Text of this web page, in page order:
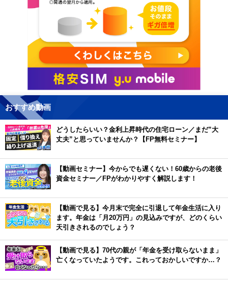
おすすめ動画
どうしたらいい？金利上昇時代の住宅ローン／まだ”大
丈夫”と思っていませんか？【FP無料セミナー】
【動画セミナー】今からでも遅くない！60歳からの老後
資金セミナー／FPがわかりやすく解説します！
【動画で見る】今月末で完全に引退して年金生活に入り
ます。年金は「月20万円」の見込みですが、どのくらい
天引きされるのでしょう？
【動画で見る】70代の親が「年金を受け取らないまま」
亡くなっていたようです。これっておかしいですか…？